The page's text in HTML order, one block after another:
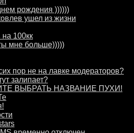
рождения ))))))
ушел из жизни
на 100кк
мне больше)))))
пор не на лавке модераторов?
залипает?
ВЫБРАТЬ НАЗВАНИЕ ПУХИ!